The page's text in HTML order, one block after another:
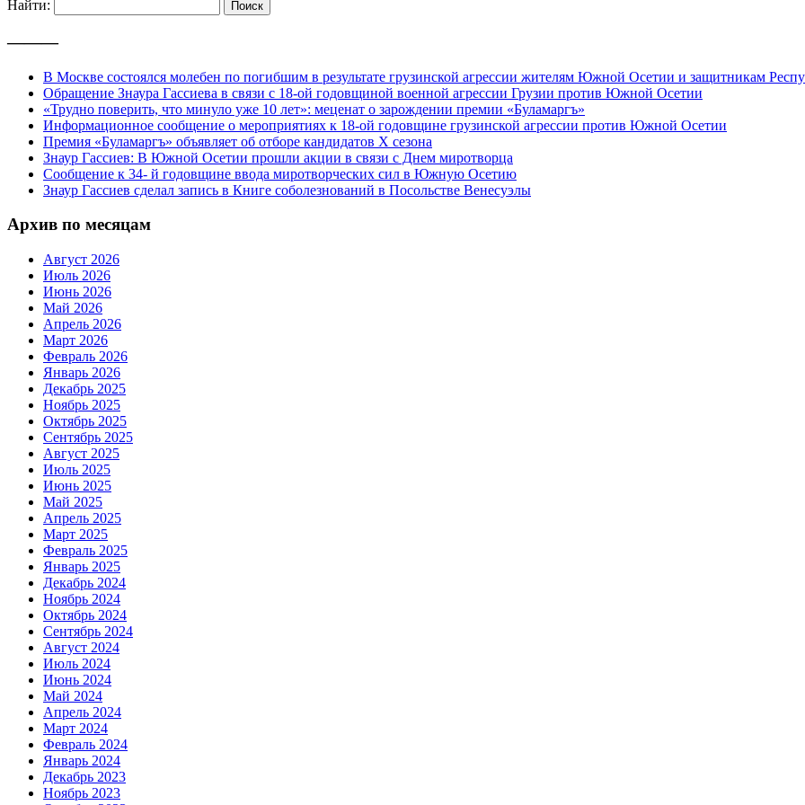
Найти:
———
В Москве состоялся молебен по погибшим в результате грузинской агрессии жителям Южной Осетии и защитникам
Обращение Знаура Гассиева в связи с 18-ой годовщиной военной агрессии Грузии против Южной Осетии
«Трудно поверить, что минуло уже 10 лет»: меценат о зарождении премии «Буламаргъ»
Информационное сообщение о мероприятиях к 18-ой годовщине грузинской агрессии против Южной Осетии
Премия «Буламаргъ» объявляет об отборе кандидатов Х сезона
Знаур Гассиев: В Южной Осетии прошли акции в связи с Днем миротворца
Сообщение к 34- й годовщине ввода миротворческих сил в Южную Осетию
Знаур Гассиев сделал запись в Книге соболезнований в Посольстве Венесуэлы
Архив по месяцам
Август 2026
Июль 2026
Июнь 2026
Май 2026
Апрель 2026
Март 2026
Февраль 2026
Январь 2026
Декабрь 2025
Ноябрь 2025
Октябрь 2025
Сентябрь 2025
Август 2025
Июль 2025
Июнь 2025
Май 2025
Апрель 2025
Март 2025
Февраль 2025
Январь 2025
Декабрь 2024
Ноябрь 2024
Октябрь 2024
Сентябрь 2024
Август 2024
Июль 2024
Июнь 2024
Май 2024
Апрель 2024
Март 2024
Февраль 2024
Январь 2024
Декабрь 2023
Ноябрь 2023